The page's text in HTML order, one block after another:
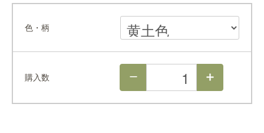
色・柄
購入数